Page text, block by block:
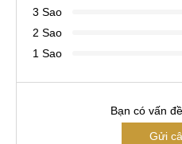
3 Sao
2 Sao
1 Sao
Bạn có vấn
Gửi